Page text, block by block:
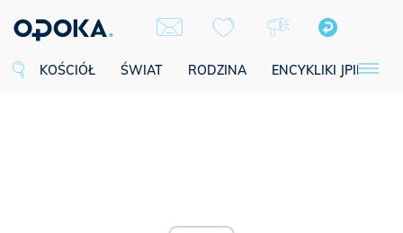
KOŚCIÓŁ ŚWIAT RODZINA ENCYKLIKI JPII